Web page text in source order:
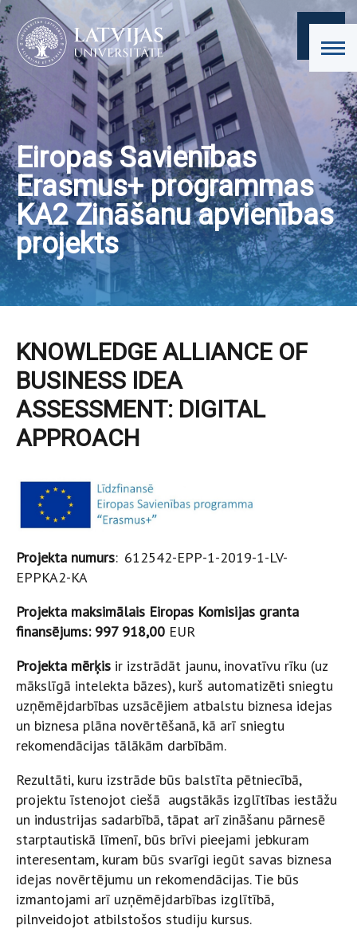
Eiropas Savienības
Erasmus+ programmas
KA2 Zināšanu apvienības
projekts
KNOWLEDGE ALLIANCE OF
BUSINESS IDEA
ASSESSMENT: DIGITAL
APPROACH
Projekta numurs: 612542-EPP-1-2019-1-LV-
EPPKA2-KA
Projekta maksimālais Eiropas Komisijas granta
finansējums: 997 918,00 EUR
Projekta mērķis ir izstrādāt jaunu, inovatīvu rīku (uz
mākslīgā intelekta bāzes), kurš automatizēti sniegtu
uzņēmējdarbības uzsācējiem atbalstu biznesa idejas
un biznesa plāna novērtēšanā, kā arī sniegtu
rekomendācijas tālākām darbībām.
Rezultāti, kuru izstrāde būs balstīta pētniecībā,
projektu īstenojot ciešā augstākās izglītības iestāžu
un industrijas sadarbībā, tāpat arī zināšanu pārnesē
starptautiskā līmenī, būs brīvi pieejami jebkuram
interesentam, kuram būs svarīgi iegūt savas biznesa
idejas novērtējumu un rekomendācijas. Tie būs
izmantojami arī uzņēmējdarbības izglītībā,
pilnveidojot atbilstošos studiju kursus.